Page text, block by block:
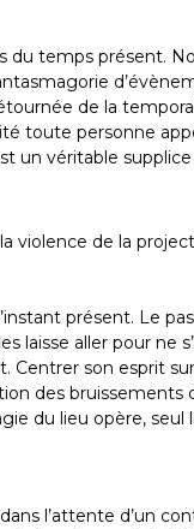
du temps présent.
de la
toute personne
un véritable
violence de la
présent. Le
laisse aller pour ne
Centrer son esprit
des
du lieu opère,
l’attente d’un